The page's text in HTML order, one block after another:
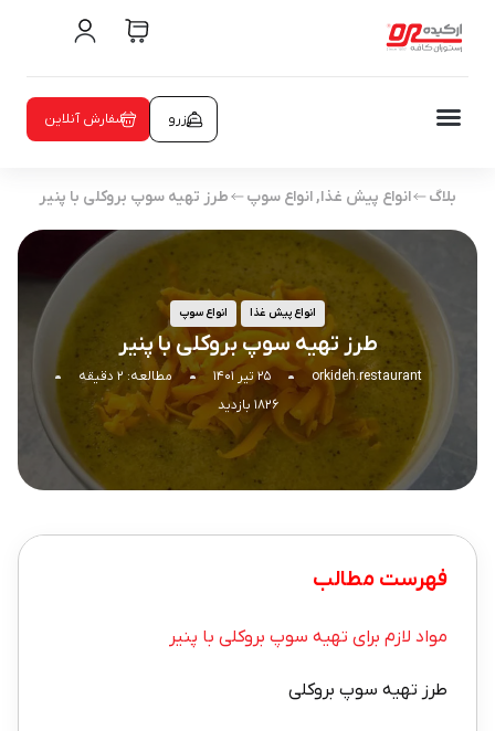
سفارش آنلاین رزرو
بلاگ انواع پیش غذا,انواع سوپ طرز تهیه سوپ بروکلی با پنیر
انواع پیش غذا انواع سوپ
طرز تهیه سوپ بروکلی با پنیر
orkideh.restaurant ۲۵ تیر ۱۴۰۱
مطالعه: ۲ دقیقه
۱۸۲۶ بازدید
فهرست مطالب
مواد لازم برای تهیه سوپ بروکلی با پنیر
طرز تهیه سوپ بروکلی